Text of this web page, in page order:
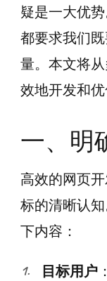
疑是一大优
都要求我们
量。本文将
效地开发和优
一、明
高效的网页
标的清晰认
下内容：
目标用户